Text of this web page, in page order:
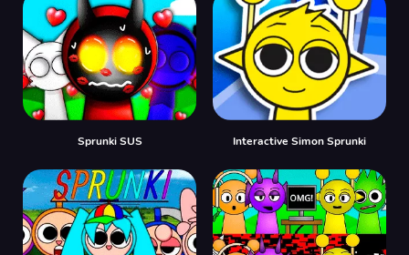
Sprunki SUS Interactive Simon Sprunki